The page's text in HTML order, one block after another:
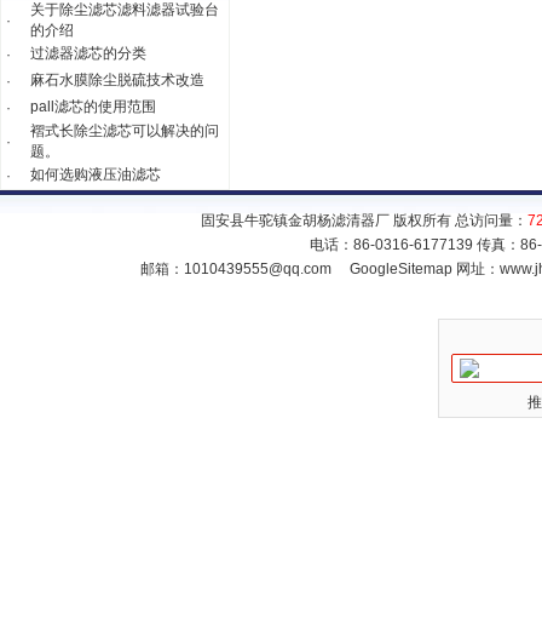
·
关于除尘滤芯滤料滤器试验台
的介绍
·
过滤器滤芯的分类
·
麻石水膜除尘脱硫技术改造
·
pall滤芯的使用范围
·
褶式长除尘滤芯可以解决的问
题。
·
如何选购液压油滤芯
固安县牛驼镇金胡杨滤清器厂 版权所有 总访问量：
电话：86-0316-6177139 传真：
邮箱： 1010439555@qq.com GoogleSitemap网址：